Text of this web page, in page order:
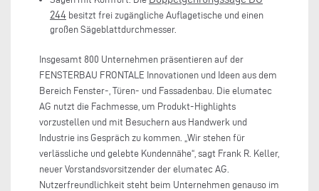
244 besitzt frei zugängliche Auflagetische und einen
großen Sägeblattdurchmesser.
Insgesamt 800 Unternehmen präsentieren auf der
FENSTERBAU FRONTALE Innovationen und Ideen aus dem
Bereich Fenster-, Türen- und Fassadenbau. Die elumatec
AG nutzt die Fachmesse, um Produkt-Highlights
vorzustellen und mit Besuchern aus Handwerk und
Industrie ins Gespräch zu kommen. „Wir stehen für
verlässliche und gelebte Kundennähe“, sagt Frank R. Keller,
neuer Vorstandsvorsitzender der elumatec AG.
Nutzerfreundlichkeit steht beim Unternehmen genauso im